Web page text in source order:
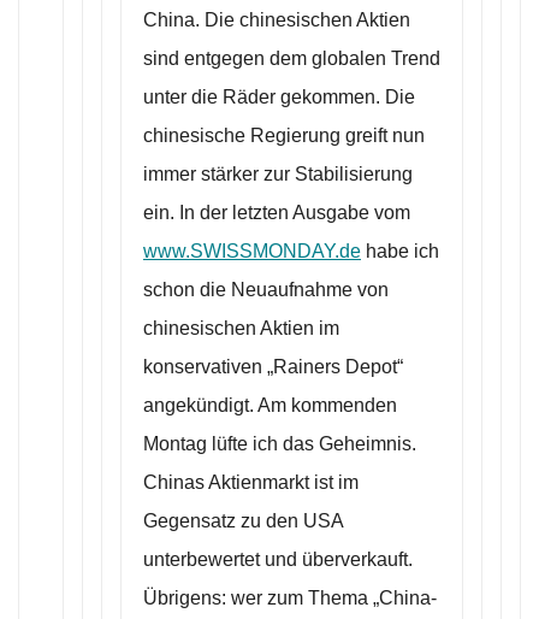
China. Die chinesischen Aktien
sind entgegen dem globalen Trend
unter die Räder gekommen. Die
chinesische Regierung greift nun
immer stärker zur Stabilisierung
ein. In der letzten Ausgabe vom
www.SWISSMONDAY.de habe ich
schon die Neuaufnahme von
chinesischen Aktien im
konservativen „Rainers Depot“
angekündigt. Am kommenden
Montag lüfte ich das Geheimnis.
Chinas Aktienmarkt ist im
Gegensatz zu den USA
unterbewertet und überverkauft.
Übrigens: wer zum Thema „China-